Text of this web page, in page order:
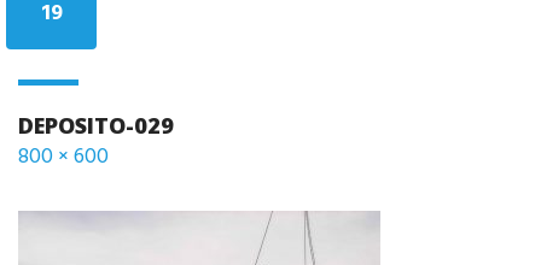
ON
19
DEPOSITO-029
Full
800 × 600